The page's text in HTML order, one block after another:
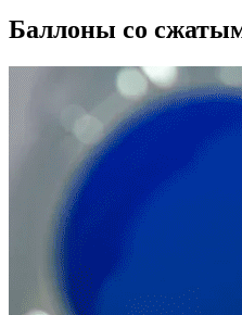
Баллоны со